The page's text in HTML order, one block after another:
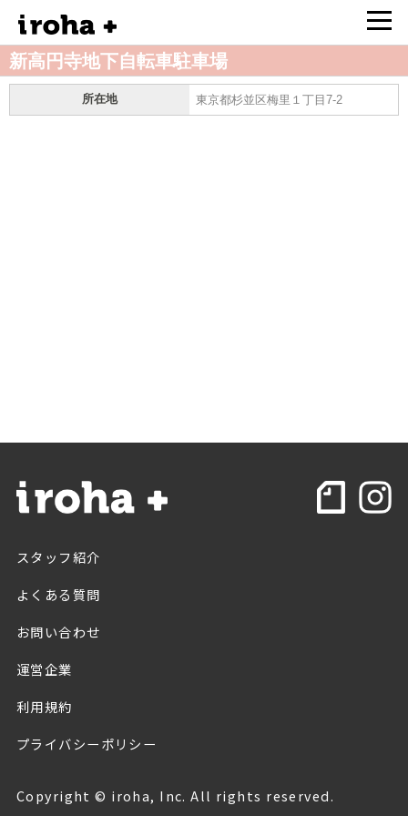
新高円寺地下自転車駐車場
所在地 東京都杉並区梅里１丁目7-2
スタッフ紹介
よくある質問
お問い合わせ
運営企業
利用規約
プライバシーポリシー
Copyright © iroha, Inc. All rights reserved.